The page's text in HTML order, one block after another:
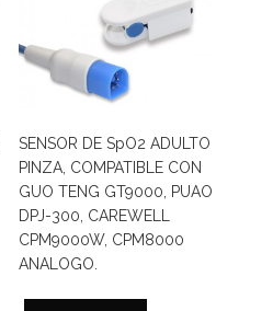
SENSOR DE SpO2 ADULTO
PINZA, COMPATIBLE CON
GUO TENG GT9000, PUAO
DPJ-300, CAREWELL
CPM9000W, CPM8000
ANALOGO.